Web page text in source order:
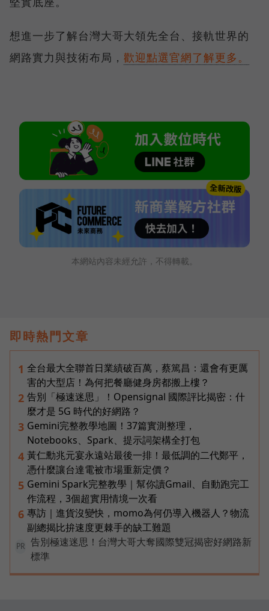
想進一步了解台灣大哥大領先全台、接軌世界的
網路實力與技術布局， 歡迎點選官網了解更多。
本網站內容未經允許，不得轉載。
即時熱門文章
1 全台最大全聯首日業績破百萬，蔡篤昌：還會有更厲
害的大型店！為何把餐廳健身房都搬上樓？
2 告別「極速迷思」！Opensignal 國際評比揭密：什
麼才是 5G 時代的好網路？
3 Gemini完整教學地圖！37篇實測整理，
Notebooks、Spark、提示詞架構全打包
4 黃仁勳兆元宴永遠站最後一排！最低調的二代鄭平，
憑什麼讓台達電被市場重新定價？
5 Gemini Spark完整教學｜幫你讀Gmail、自動跑完工
作流程，3個超實用情境一次看
6 專訪｜進貨沒變快，momo為何仍導入機器人？物流
副總揭比拚速度更棘手的缺工難題
PR
告別極速迷思！台灣大哥大奪國際雙冠揭密好網路新
標準